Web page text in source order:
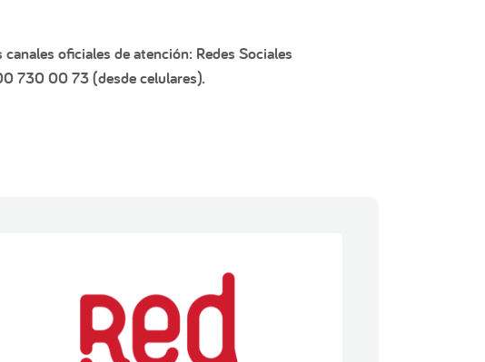
oficiales de atención: Redes Sociales
730 00 73 (desde celulares).